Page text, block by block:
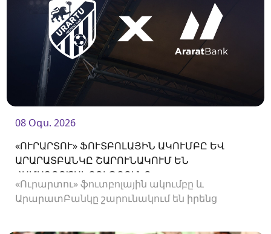
08 Օգս. 2026
«ՈՒՐԱՐՏՈՒ» ՖՈՒՏԲՈԼԱՅԻՆ ԱԿՈՒՄԲԸ ԵՎ
ԱՐԱՐԱՏԲԱՆԿԸ ՇԱՐՈՒՆԱԿՈՒՄ ԵՆ
ՀԱՄԱԳՈՐԾԱԿՑՈՒԹՅՈՒՆԸ
«Ուրարտու» ֆուտբոլային ակումբը և
ԱրարատԲանկը շարունակում են իրենց